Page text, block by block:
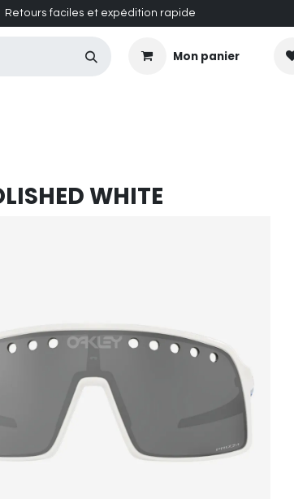
Retours faciles et expédition rapide
Mon panier
WHITE